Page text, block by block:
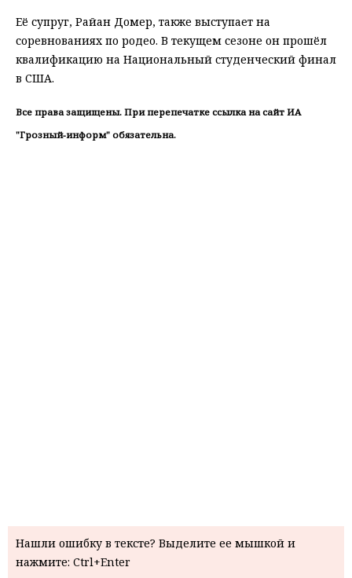
Её супруг, Райан Домер, также выступает на
соревнованиях по родео. В текущем сезоне он прошёл
квалификацию на Национальный студенческий финал
в США.
Все права защищены. При перепечатке ссылка на сайт ИА
"Грозный-информ" обязательна.
Нашли ошибку в тексте? Выделите ее мышкой и
нажмите: Ctrl+Enter